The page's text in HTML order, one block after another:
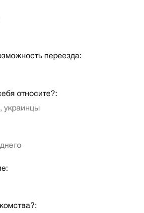
переезда:
относите?:
украинцы